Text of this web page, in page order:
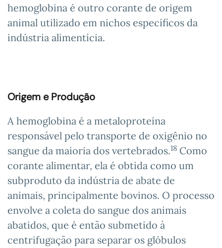
hemoglobina é outro corante de origem
animal utilizado em nichos específicos da
indústria alimentícia.
Origem e Produção
A hemoglobina é a metaloproteína
responsável pelo transporte de oxigênio no
sangue da maioria dos vertebrados.18 Como
corante alimentar, ela é obtida como um
subproduto da indústria de abate de
animais, principalmente bovinos. O processo
envolve a coleta do sangue dos animais
abatidos, que é então submetido à
centrifugação para separar os glóbulos